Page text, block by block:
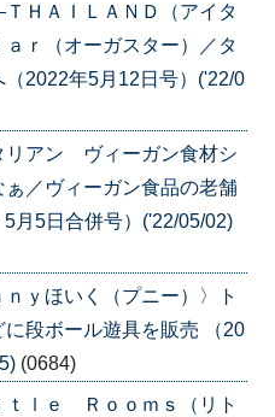
ＨＡＩＬＡＮＤ（アイタ
ｒ（オーガスター）／タ
2022年5月12日号）('22/0
リアン ヴィーガン食材シ
／ヴィーガン食品の老舗
月5日合併号）('22/05/02)
ｙほいく（プニー）〉ト
段ボール遊具を販売 （20
(0684)
ｔｌｅ Ｒｏｏｍｓ（リト